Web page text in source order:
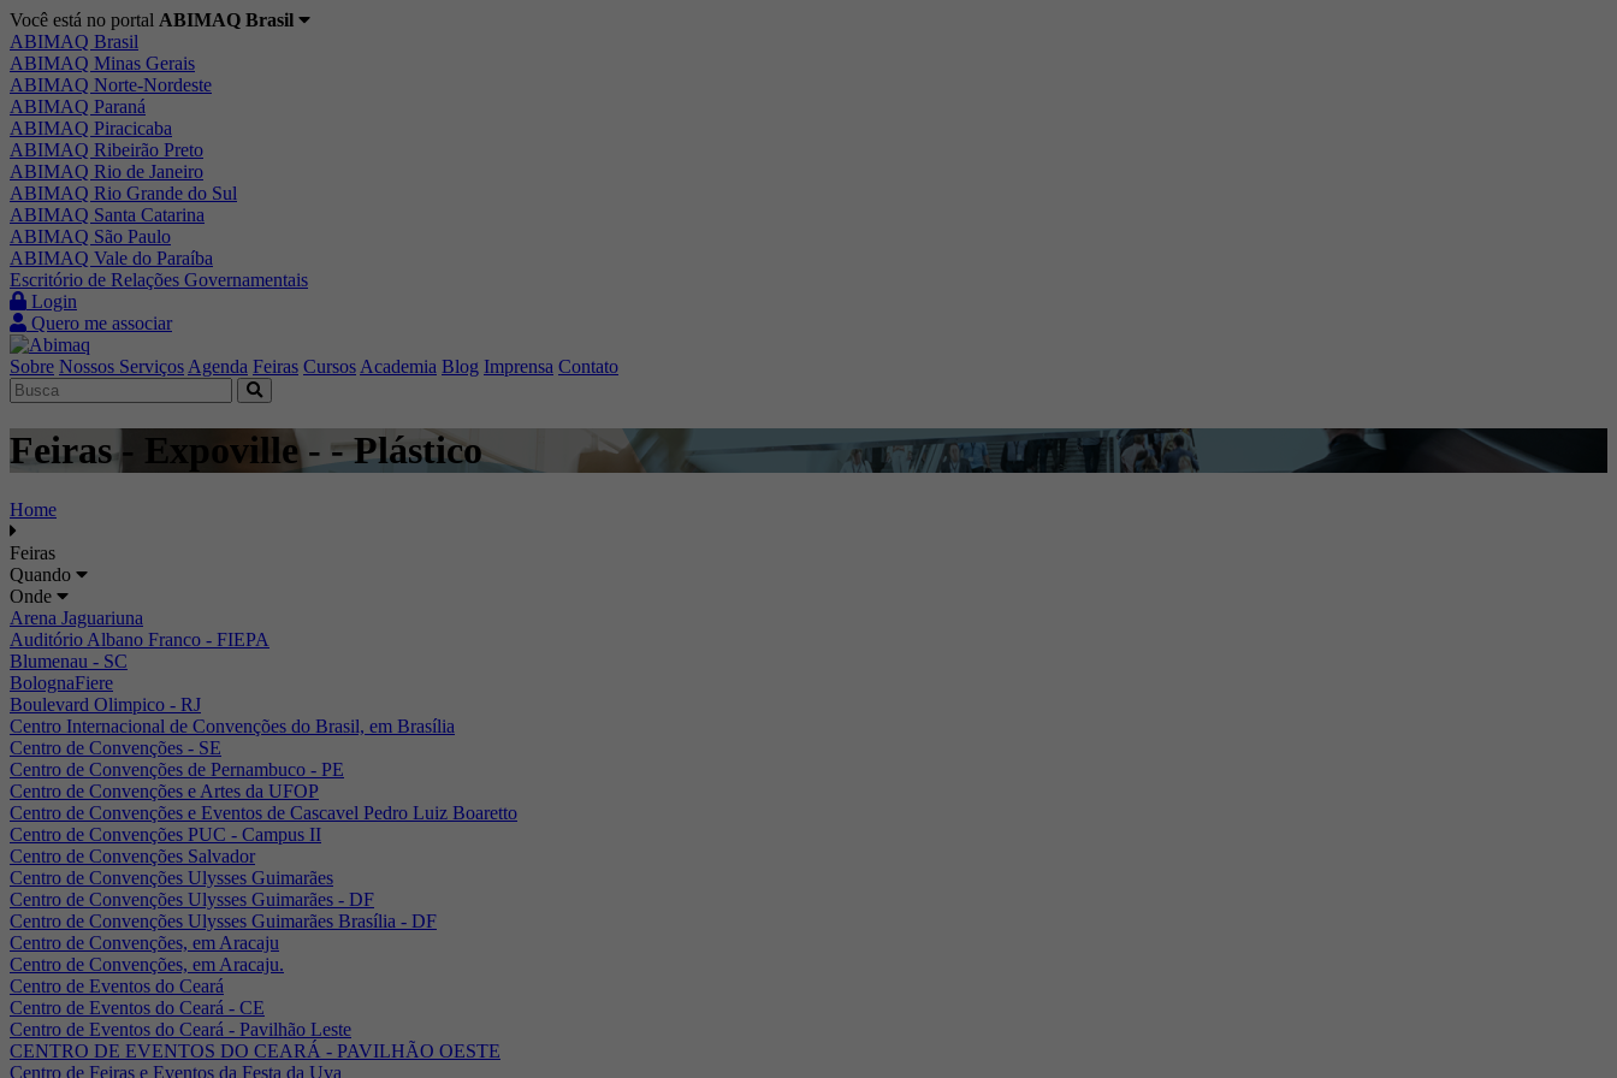
Você está no portal ABIMAQ Brasil
ABIMAQ Brasil
ABIMAQ Minas Gerais
ABIMAQ Norte-Nordeste
ABIMAQ Paraná
ABIMAQ Piracicaba
ABIMAQ Ribeirão Preto
ABIMAQ Rio de Janeiro
ABIMAQ Rio Grande do Sul
ABIMAQ Santa Catarina
ABIMAQ São Paulo
ABIMAQ Vale do Paraíba
Escritório de Relações Governamentais
Login
Quero me associar
Sobre Nossos Serviços Agenda Feiras Cursos Academia Blog Imprensa Contato
Feiras - Expoville - - Plástico
Home
Feiras
Quando
Onde
Arena Jaguariuna
Auditório Albano Franco - FIEPA
Blumenau - SC
BolognaFiere
Boulevard Olimpico - RJ
Centro Internacional de Convenções do Brasil, em Brasília
Centro de Convenções - SE
Centro de Convenções de Pernambuco - PE
Centro de Convenções e Artes da UFOP
Centro de Convenções e Eventos de Cascavel Pedro Luiz Boaretto
Centro de Convenções PUC - Campus II
Centro de Convenções Salvador
Centro de Convenções Ulysses Guimarães
Centro de Convenções Ulysses Guimarães - DF
Centro de Convenções Ulysses Guimarães Brasília - DF
Centro de Convenções, em Aracaju
Centro de Convenções, em Aracaju.
Centro de Eventos do Ceará
Centro de Eventos do Ceará - CE
Centro de Eventos do Ceará - Pavilhão Leste
CENTRO DE EVENTOS DO CEARÁ - PAVILHÃO OESTE
Centro de Feiras e Eventos da Festa da Uva